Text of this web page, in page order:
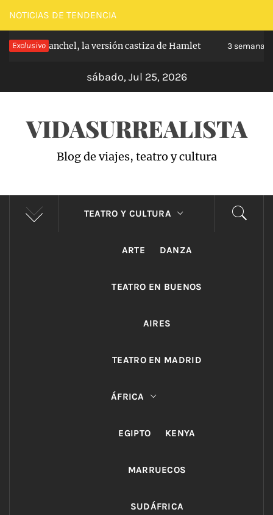
Saltar
al
contenido
NOTICIAS DE TENDENCIA
Exclusivo
Carabanchel, la versión castiza de Hamlet 3 semanas hace
sábado, Jul 25, 2026
VIDASURREALISTA
Blog de viajes, teatro y cultura
TEATRO Y CULTURA
ARTE DANZA
TEATRO EN BUENOS
AIRES
TEATRO EN MADRID
ÁFRICA
EGIPTO KENYA
MARRUECOS
SUDÁFRICA